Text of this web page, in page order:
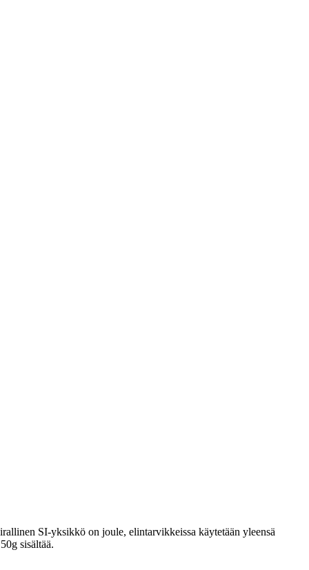
SI-yksikkö on joule, elintarvikkeissa käytetään yleensä
sisältää.